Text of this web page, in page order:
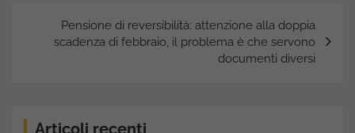
Pensione di reversibilità: attenzione alla doppia
scadenza di febbraio, il problema è che servono
documenti diversi
Articoli recenti